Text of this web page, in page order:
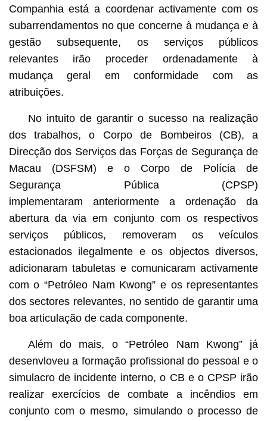
Companhia está a coordenar activamente com os
subarrendamentos no que concerne à mudança e à
gestão subsequente, os serviços públicos
relevantes irão proceder ordenadamente à
mudança geral em conformidade com as
atribuições.
No intuito de garantir o sucesso na realização
dos trabalhos, o Corpo de Bombeiros (CB), a
Direcção dos Serviços das Forças de Segurança de
Macau (DSFSM) e o Corpo de Polícia de
Segurança Pública (CPSP)
implementaram anteriormente a ordenação da
abertura da via em conjunto com os respectivos
serviços públicos, removeram os veículos
estacionados ilegalmente e os objectos diversos,
adicionaram tabuletas e comunicaram activamente
com o “Petróleo Nam Kwong” e os representantes
dos sectores relevantes, no sentido de garantir uma
boa articulação de cada componente.
Além do mais, o “Petróleo Nam Kwong” já
desenvloveu a formação profissional do pessoal e o
simulacro de incidente interno, o CB e o CPSP irão
realizar exercícios de combate a incêndios em
conjunto com o mesmo, simulando o processo de